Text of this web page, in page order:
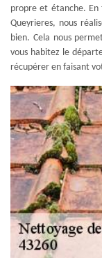
propre et étanche.
Queyrieres, nous
bien. Cela nous
vous habitez le
récupérer en faisant